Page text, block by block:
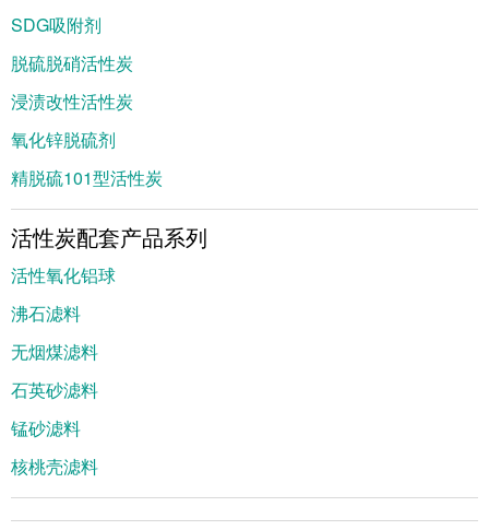
SDG吸附剂
脱硫脱硝活性炭
浸渍改性活性炭
氧化锌脱硫剂
精脱硫101型活性炭
活性炭配套产品系列
活性氧化铝球
沸石滤料
无烟煤滤料
石英砂滤料
锰砂滤料
核桃壳滤料